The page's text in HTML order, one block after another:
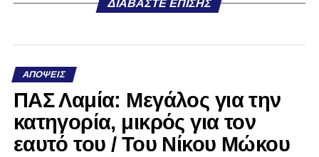
ΔΙΑΒΆΣΤΕ ΕΠΊΣΗΣ
ΑΠΌΨΕΙΣ
ΠΑΣ Λαμία: Μεγάλος για την
κατηγορία, μικρός για τον
εαυτό του / Του Νίκου Μώκου